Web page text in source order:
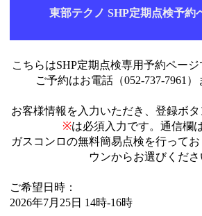
東部テクノ SHP定期点検予約
こちらはSHP定期点検専用予約ペー
ご予約はお電話（052-737-7961）
お客様情報を入力いただき、登録ボ
※は必須入力です。通信欄
ガスコンロの無料簡易点検を行って
ウンからお選びくださ
ご希望日時：
2026年7月25日 14時-16時